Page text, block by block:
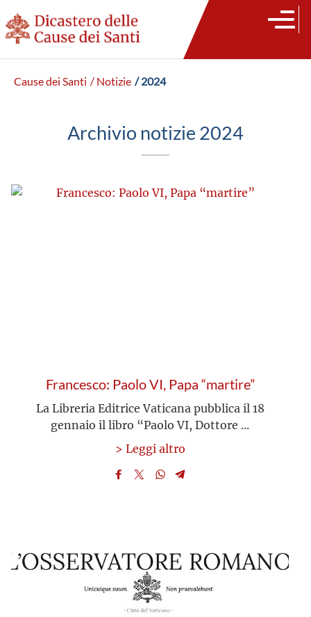
Cause dei Santi / Notizie / 2024
Archivio notizie 2024
Francesco: Paolo VI, Papa “martire”
La Libreria Editrice Vaticana pubblica il 18
gennaio il libro “Paolo VI, Dottore ...
> Leggi altro